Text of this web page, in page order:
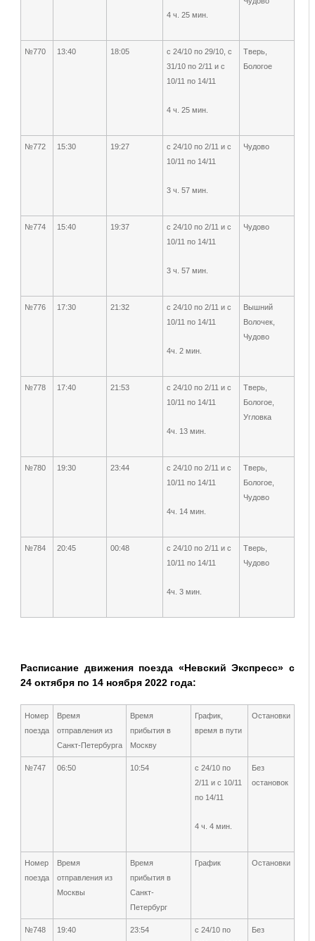
4 ч. 25 мин.
№770 13:40 18:05
с 24/10 по 29/10, с
31/10 по 2/11 и с
10/11 по 14/11
4 ч. 25 мин.
Тверь,
Бологое
№772 15:30 19:27
с 24/10 по 2/11 и с
10/11 по 14/11
3 ч. 57 мин.
Чудово
№774 15:40 19:37
с 24/10 по 2/11 и с
10/11 по 14/11
3 ч. 57 мин.
Чудово
№776 17:30 21:32
с 24/10 по 2/11 и с
10/11 по 14/11
4ч. 2 мин.
Вышний
Волочек,
Чудово
№778 17:40 21:53
с 24/10 по 2/11 и с
10/11 по 14/11
4ч. 13 мин.
Тверь,
Бологое,
Угловка
№780 19:30 23:44
с 24/10 по 2/11 и с
10/11 по 14/11
4ч. 14 мин.
Тверь,
Бологое,
Чудово
№784 20:45 00:48
с 24/10 по 2/11 и с
10/11 по 14/11
4ч. 3 мин.
Тверь,
Чудово
Расписание движения поезда «Невский Экспресс» с
24 октября по 14 ноября 2022 года:
Номер
поезда
Время
отправления из
Санкт-Петербурга
Время
прибытия в
Москву
График,
время в пути
Остановки
№747 06:50 10:54
с 24/10 по
2/11 и с 10/11
по 14/11
4 ч. 4 мин.
Без
остановок
Номер
поезда
Время
отправления из
Москвы
Время
прибытия в
Санкт-
Петербург
График Остановки
№748 19:40 23:54
с 24/10 по
Без